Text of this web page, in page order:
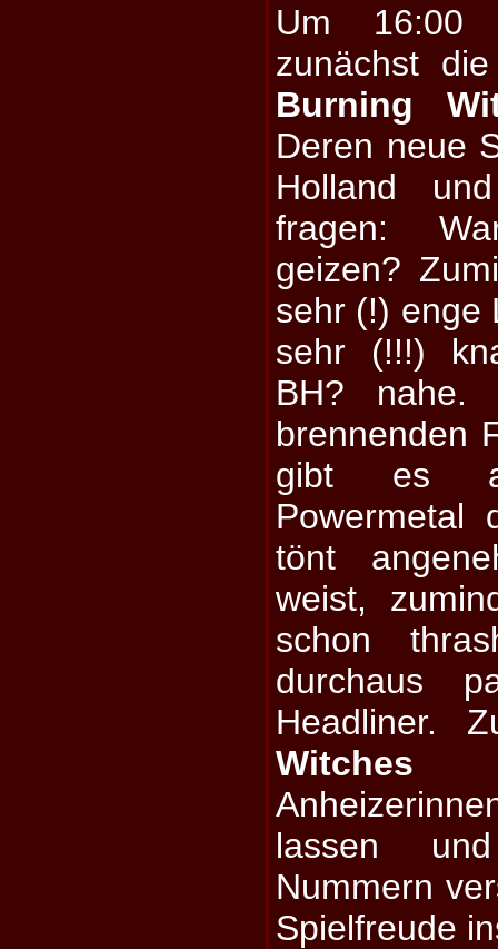
Um 16:00
zunächst
Burning
Deren neue
Holland
fragen:
geizen?
sehr (!) enge
sehr (!!!)
BH? nahe.
brennenden
gibt es
Powermetal
tönt
weist,
schon
durchaus
Headliner.
Witches
lassen
Nummern
Spielfreude